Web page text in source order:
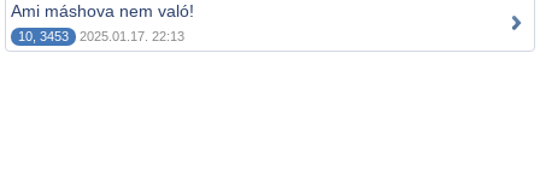
Ami máshova nem való!
10, 3453 2025.01.17. 22:13